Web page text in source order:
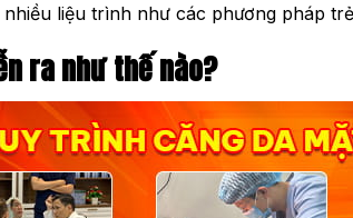
liệu trình như các phương pháp
ra như thế nào?